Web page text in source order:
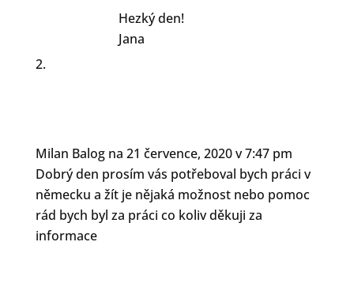
Hezký den!
Jana
Milan Balog na 21 července, 2020 v 7:47 pm
Dobrý den prosím vás potřeboval bych práci v
německu a žít je nějaká možnost nebo pomoc
rád bych byl za práci co koliv děkuji za
informace